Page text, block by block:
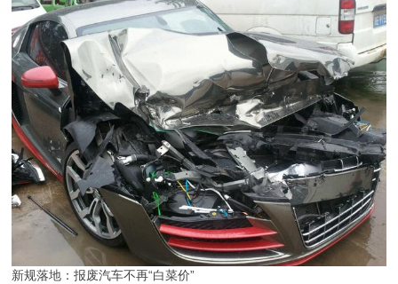
新规落地：报废汽车不再“白菜价”